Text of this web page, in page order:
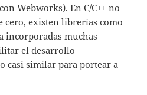
Webworks). En C/C++ no
cero, existen librerías como
incorporadas muchas
el desarrollo
casi similar para portear a